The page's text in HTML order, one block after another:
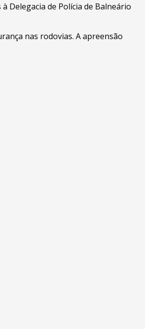
Delegacia de Polícia de Balneário
nas rodovias. A apreensão